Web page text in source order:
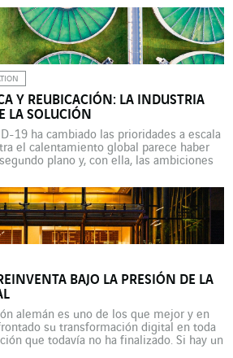
asesor, profesor,
sus 31 años, Dorian Tourin-Lebret ya ha
[…]
Y REUBICACIÓN: LA INDUSTRIA
LA SOLUCIÓN
19 ha cambiado las prioridades a escala
el calentamiento global parece haber
plano y, con ella, las ambiciones
de efecto invernadero de aquí […]
BAJO LA PRESIÓN DE LA
alemán es uno de los que mejor y en
su transformación digital en toda
que todavía no ha finalizado. Si hay un